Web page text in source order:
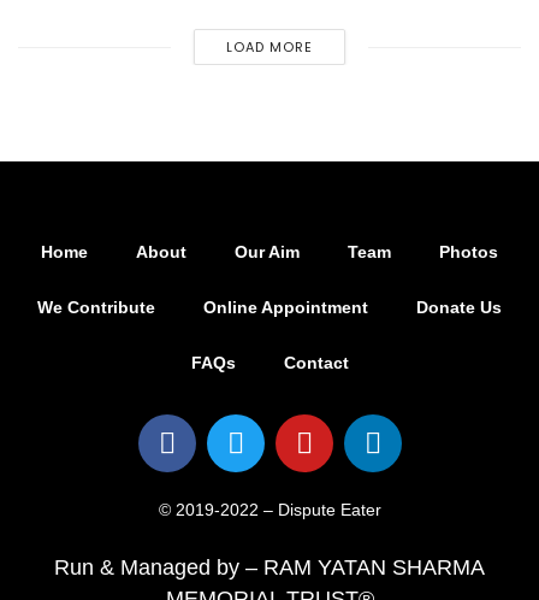
LOAD MORE
Home About Our Aim Team Photos
We Contribute Online Appointment Donate Us
FAQs Contact
© 2019-2022 – Dispute Eater
Run & Managed by – RAM YATAN SHARMA